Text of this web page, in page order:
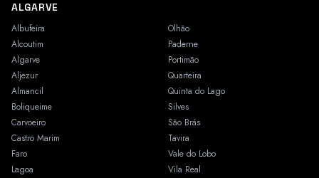
ALGARVE
Albufeira
Alcoutim
Algarve
Aljezur
Almancil
Boliqueime
Carvoeiro
Castro Marim
Faro
Lagoa
Olhão
Paderne
Portimão
Quarteira
Quinta do Lago
Silves
São Brás
Tavira
Vale do Lobo
Vila Real